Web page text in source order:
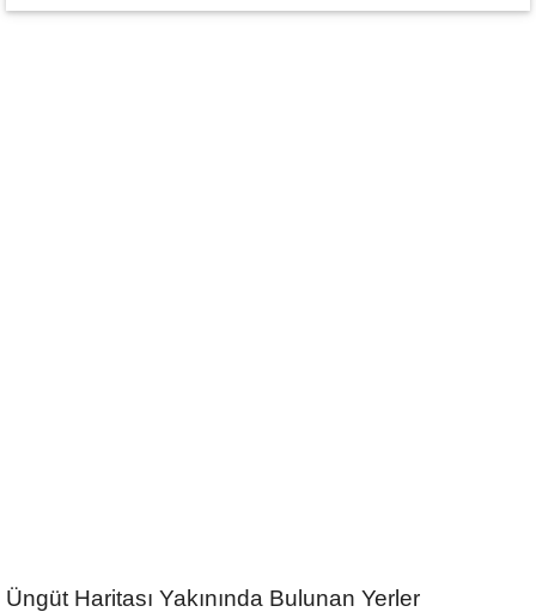
Üngüt Haritası Yakınında Bulunan Yerler